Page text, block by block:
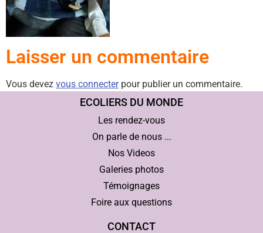
Laisser un commentaire
Vous devez vous connecterpour publier un commentaire.
ECOLIERS DU MONDE
Les rendez-vous
On parle de nous ...
Nos Videos
Galeries photos
Témoignages
Foire aux questions
CONTACT